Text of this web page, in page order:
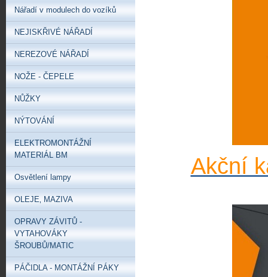
Akční
Nářadí v modulech do vozíků
NEJISKŘIVÉ NÁŘADÍ
NEREZOVÉ NÁŘADÍ
NOŽE - ČEPELE
NŮŽKY
NÝTOVÁNÍ
ELEKTROMONTÁŽNÍ
MATERIÁL BM
Osvětlení lampy
OLEJE‚ MAZIVA
OPRAVY ZÁVITŮ -
VYTAHOVÁKY
ŠROUBŮ/MATIC
PÁČIDLA - MONTÁŽNÍ PÁKY